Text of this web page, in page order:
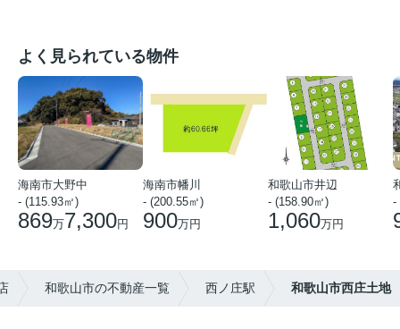
よく見られている物件
海南市大野中
- (115.93㎡)
869万7,300円
海南市幡川
- (200.55㎡)
900万円
和歌山市井辺
- (158.90㎡)
1,060万円
-
和歌山市の不動産一覧 西ノ庄駅 和歌山市西庄土地